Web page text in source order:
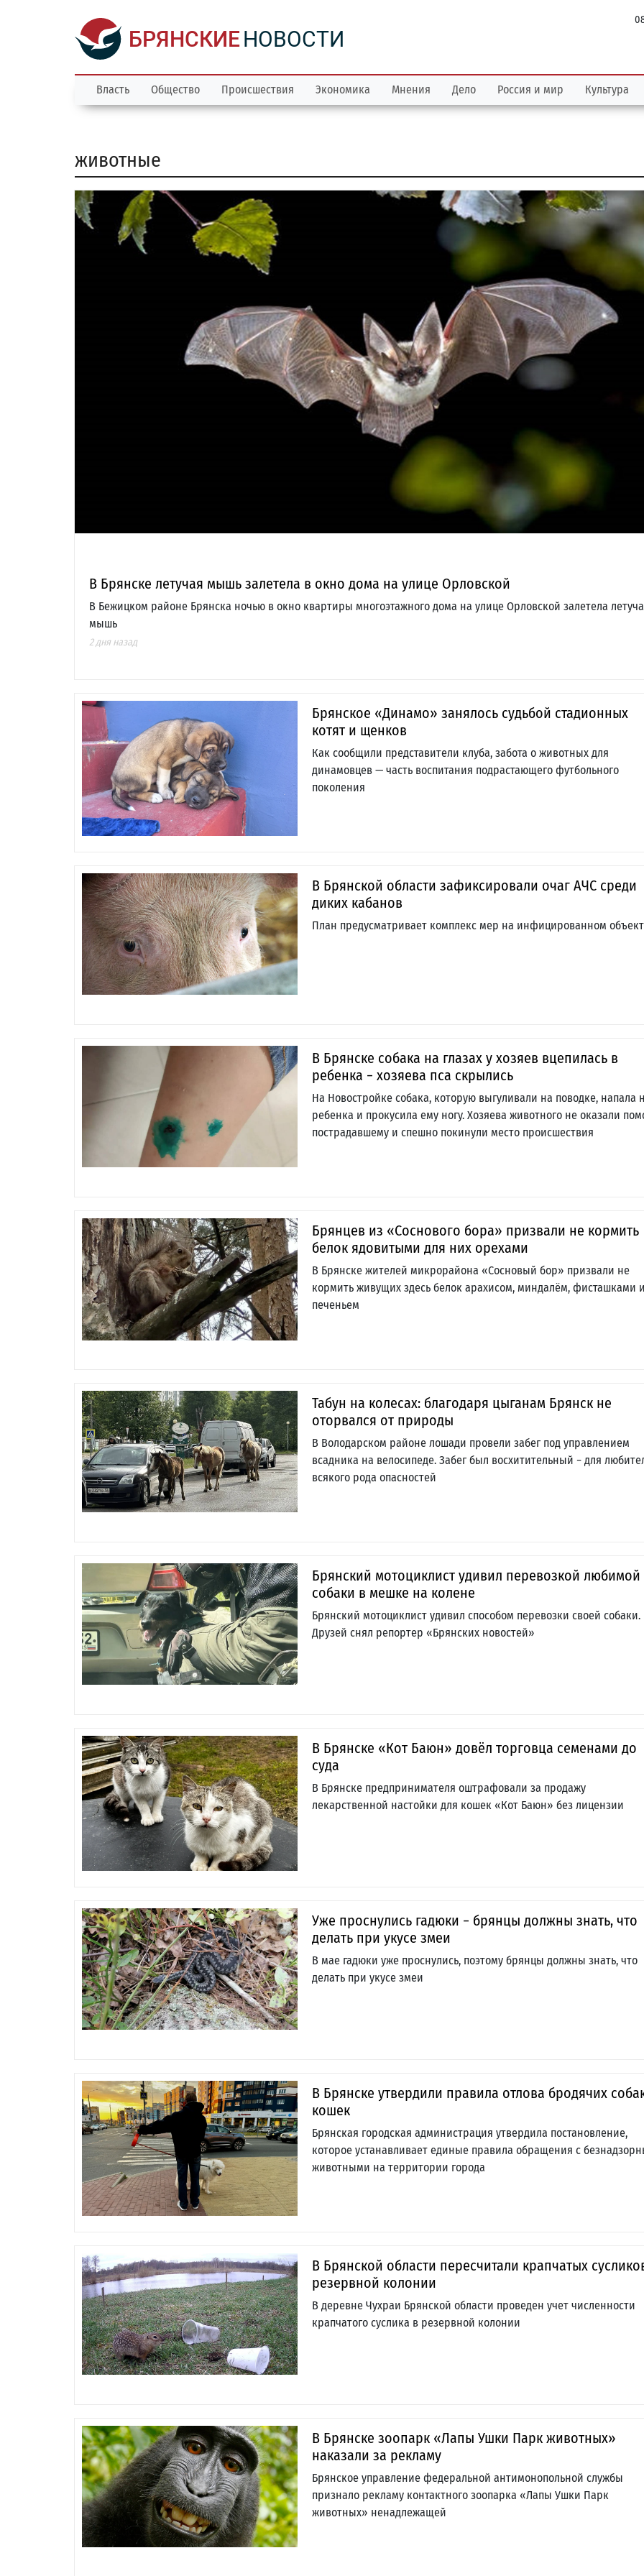
БРЯНСКИЕНОВОСТИ
Власть Общество Происшествия Экономика Мнения Дело Россия и мир Культура
животные
В Брянске летучая мышь залетела в окно дома на улице Орловской
В Бежицком районе Брянска ночью в окно квартиры многоэтажного дома на улице Орловской залетела
мышь
2 дня назад
Брянское «Динамо» занялось судьбой стадионных
котят и щенков
Как сообщили представители клуба, забота о животных для
динамовцев — часть воспитания подрастающего футбольного
поколения
В Брянской области зафиксировали очаг АЧС среди
диких кабанов
План предусматривает комплекс мер на инфицированном
В Брянске собака на глазах у хозяев вцепилась в
ребенка − хозяева пса скрылись
На Новостройке собака, которую выгуливали на поводке, напала
ребенка и прокусила ему ногу. Хозяева животного не оказали
пострадавшему и спешно покинули место происшествия
Брянцев из «Соснового бора» призвали не кормить
белок ядовитыми для них орехами
В Брянске жителей микрорайона «Сосновый бор» призвали не
кормить живущих здесь белок арахисом, миндалём, фисташками
печеньем
Табун на колесах: благодаря цыганам Брянск не
оторвался от природы
В Володарском районе лошади провели забег под управлением
всадника на велосипеде. Забег был восхитительный − для
всякого рода опасностей
Брянский мотоциклист удивил перевозкой любимой
собаки в мешке на колене
Брянский мотоциклист удивил способом перевозки своей собаки.
Друзей снял репортер «Брянских новостей»
В Брянске «Кот Баюн» довёл торговца семенами до
суда
В Брянске предпринимателя оштрафовали за продажу
лекарственной настойки для кошек «Кот Баюн» без лицензии
Уже проснулись гадюки − брянцы должны знать, что
делать при укусе змеи
В мае гадюки уже проснулись, поэтому брянцы должны знать, что
делать при укусе змеи
В Брянске утвердили правила отлова бродячих
кошек
Брянская городская администрация утвердила постановление,
которое устанавливает единые правила обращения с
животными на территории города
В Брянской области пересчитали крапчатых
резервной колонии
В деревне Чухраи Брянской области проведен учет численности
крапчатого суслика в резервной колонии
В Брянске зоопарк «Лапы Ушки Парк животных»
наказали за рекламу
Брянское управление федеральной антимонопольной службы
признало рекламу контактного зоопарка «Лапы Ушки Парк
животных» ненадлежащей